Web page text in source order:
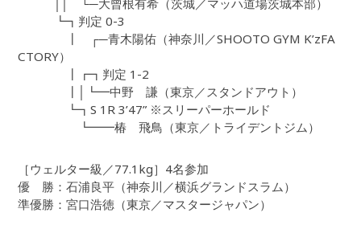
││ └─大曾根有希（茨城／マッハ道場茨城本部）
┗┓判定 0-3
┃ ┌─青木陽佑（神奈川／SHOOTO GYM K’zFA
CTORY）
┃┏┓判定 1-2
┃│┗━中野 謙（東京／スタンドアウト）
┗┓S 1R 3’47” ※スリーパーホールド
┗━━椿 飛鳥（東京／トライデントジム）
［ウェルター級／77.1kg］4名参加
優 勝：石浦良平（神奈川／横浜グランドスラム）
準優勝：宮口浩徳（東京／マスタージャパン）